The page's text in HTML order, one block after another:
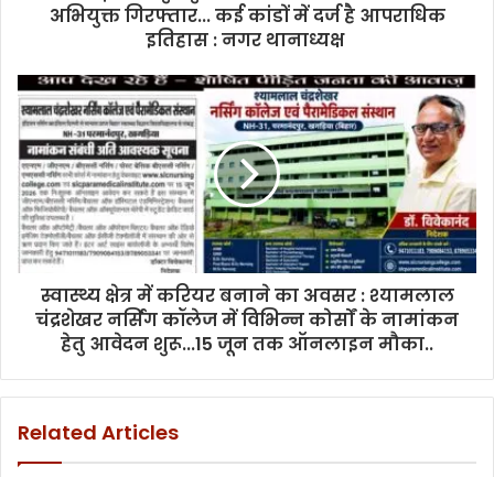
अभियुक्त गिरफ्तार... कई कांडों में दर्ज है आपराधिक
इतिहास : नगर थानाध्यक्ष
स्वास्थ्य क्षेत्र में करियर बनाने का अवसर : श्यामलाल
चंद्रशेखर नर्सिंग कॉलेज में विभिन्न कोर्सों के नामांकन
हेतु आवेदन शुरू...15 जून तक ऑनलाइन मौका..
Related Articles